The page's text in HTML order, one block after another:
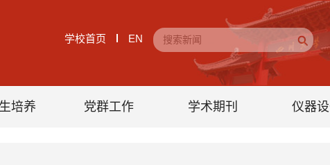
学校首页 EN
培养 党群工作 学术期刊 仪器